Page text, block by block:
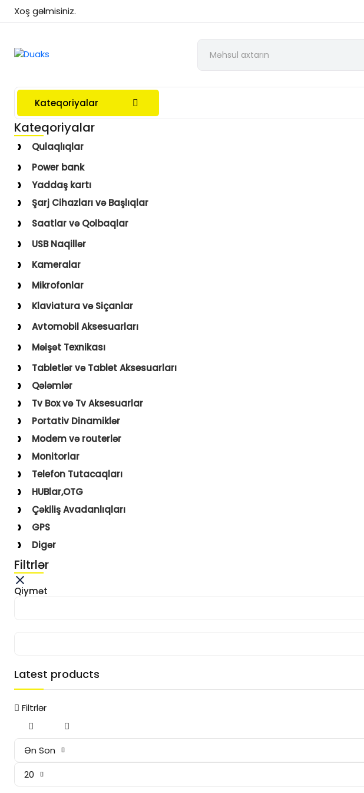
Xoş gəlmisiniz.
Kateqoriyalar
Kateqoriyalar
Qulaqlıqlar
Simli Qulaqlıqlar
Simsiz Qulaqlıqlar
Qulaqüstü
Power bank
Yaddaş kartı
Şarj Cihazları və Başlıqlar
Simsiz
Simli
Saatlar və Qolbaqlar
Saatlar
Saat Qolbaqları
USB Naqillər
Type-C–Lightning
USB–Type-C
USB–Lightning
USB–Micro
Kameralar
Action kameralar (Sport)
Uşaq Kameraları
Mikrofonlar
Karaoke Mikrofonları
Yaxa Mikrofonları
Klaviatura və Siçanlar
Klaviatura və Siçan
Mousepad
Avtomobil Aksesuarları
Digər Aksesuarlar
Holder
FM Modulyatorlar
Avto Başlıq
Məişət Texnikası
Saçqırxan, Üzqırxan
Sobalar
Fenlər
Blender, Toster, Kettle
Tabletlər və Tablet Aksesuarları
Qələmlər
Tv Box və Tv Aksesuarlar
Portativ Dinamiklər
Modem və routerlər
Monitorlar
Telefon Tutacaqları
HUBlar,OTG
Çəkiliş Avadanlıqları
GPS
Digər
Filtrlər
Qiymət
Latest products
Filtrlər
Ən Son
20